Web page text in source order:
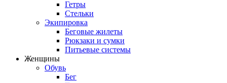
Гетры
Стельки
Экипировка
Беговые жилеты
Рюкзаки и сумки
Питьевые системы
Женщины
Обувь
Бег